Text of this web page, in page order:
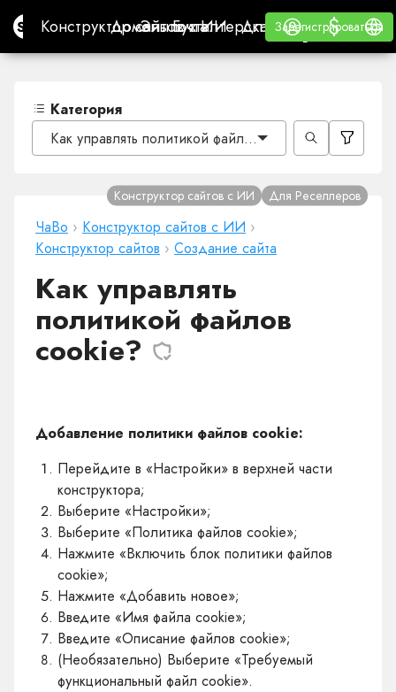
Site.proКонструктор сайтов с ИИ
Конструктор сайтов с ИИ
Домены
ДоменыЭл. почта
Эл. почта
Бухгалтерская программа
Бухгалтерская программа
Для
Для Реселлеров
ВАЙТ ЛЕЙБЛ
Обучение
Обучение
Зарегистрироваться
Зарегистрироваться
Войти $
$
Категория
Как управлять политикой файлов cookie?
ЧаВо › Конструктор сайтов с ИИ ›
Конструктор сайтов › Создание сайта
Конструктор сайтов с ИИ Для Реселлеров
Как управлять
политикой файлов
cookie?
Добавление политики файлов cookie:
Перейдите в «Настройки» в верхней части
конструктора;
Выберите «Настройки»;
Выберите «Политика файлов cookie»;
Нажмите «Включить блок политики файлов
cookie»;
Нажмите «Добавить новое»;
Введите «Имя файла cookie»;
Введите «Описание файлов cookie»;
(Необязательно) Выберите «Требуемый
функциональный файл cookie».